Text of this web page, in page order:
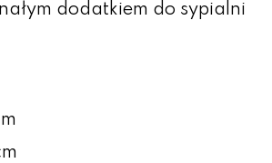
dodatkiem do sypialni